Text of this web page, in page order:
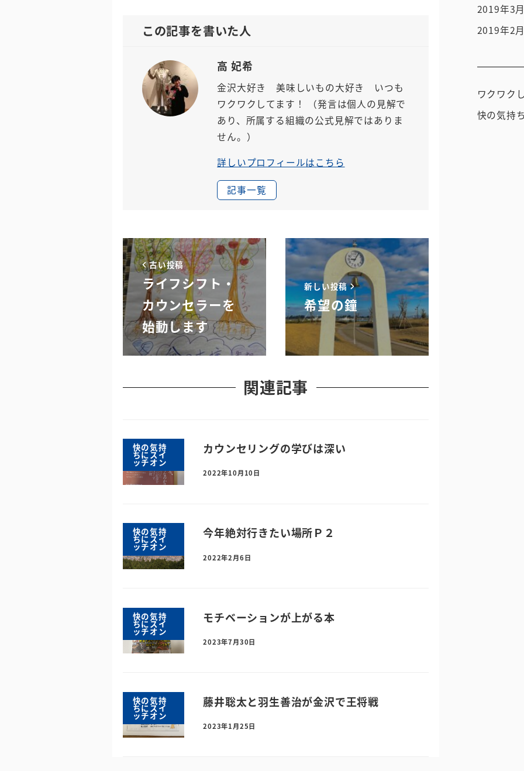
この記事を書いた人
高 妃希
金沢大好き 美味しいもの大好き いつも
ワクワクしてます！
（発言は個人の見解で
あり、所属する組織の公式見解ではありま
せん。）
詳しいプロフィールはこちら
記事一覧
古い投稿
ライフシフト・
カウンセラーを
始動します
新しい投稿
希望の鐘
関連記事
快の気持
ちにスイ
ッチオン
カウンセリングの学びは深い
2022年10月10日
快の気持
ちにスイ
ッチオン
今年絶対行きたい場所Ｐ２
2022年2月6日
快の気持
ちにスイ
ッチオン
モチベーションが上がる本
2023年7月30日
快の気持
ちにスイ
ッチオン
藤井聡太と羽生善治が金沢で王将戦
2023年1月25日
2019年3月
2019年2月
ワクワク
快の気持